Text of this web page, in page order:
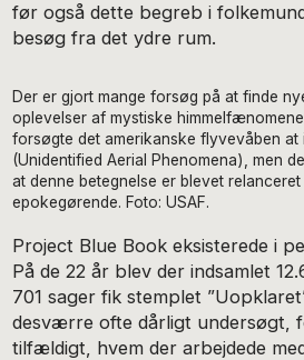
før også dette begreb i
besøg fra det ydre rum.
Der er gjort mange forsøg på at finde
oplevelser af mystiske
forsøgte det amerikanske flyvevåben at
(Unidentified Aerial Phenomena), men
at denne betegnelse er blevet
epokegørende. Foto: USAF.
Project Blue Book eksisterede i
På de 22 år blev der indsamlet
701 sager fik stemplet
desværre ofte dårligt undersøgt,
tilfældigt, hvem der arbejdede